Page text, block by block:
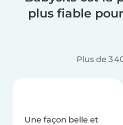
plus fiable
Plus de 3
Une façon belle et